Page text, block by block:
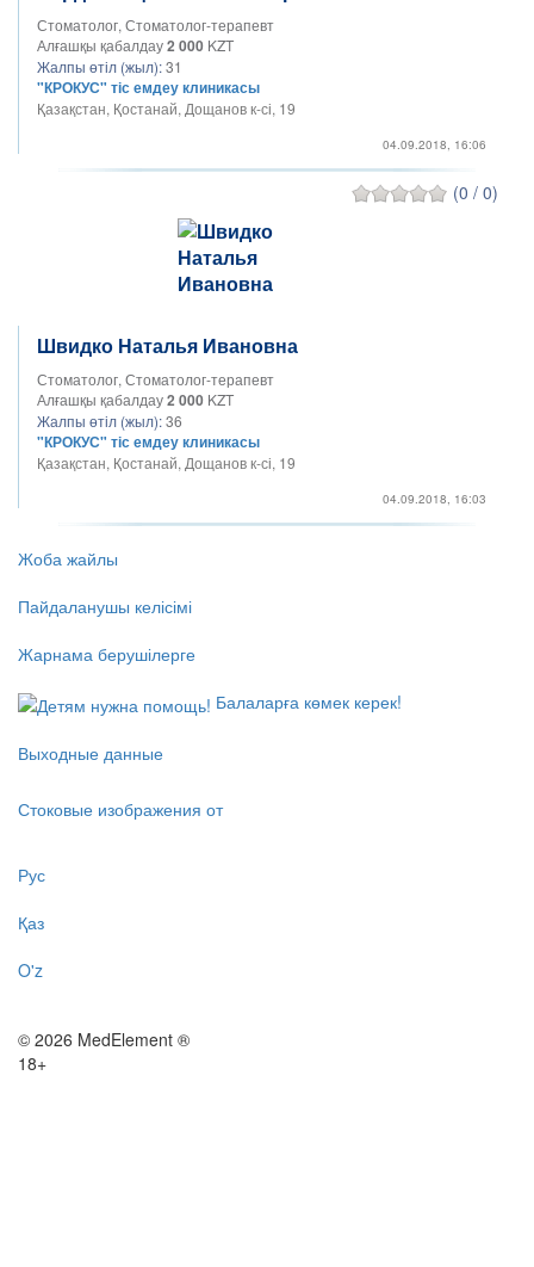
Стоматолог, Стоматолог-терапевт
Алғашқы қабалдау2 000 KZT
Жалпы өтіл (жыл):31
"КРОКУС" тіс емдеу клиникасы
Қазақстан, Қостанай, Дощанов к-сі, 19
04.09.2018, 16:06
(0 / 0)
Швидко Наталья Ивановна
Стоматолог, Стоматолог-терапевт
Алғашқы қабалдау2 000 KZT
Жалпы өтіл (жыл):36
"КРОКУС" тіс емдеу клиникасы
Қазақстан, Қостанай, Дощанов к-сі, 19
04.09.2018, 16:03
Жоба жайлы
Пайдаланушы келісімі
Жарнама берушілерге
Балаларға көмек керек!
Выходные данные
Стоковые изображения от
Рус
Қаз
O'z
© 2026 MedElement ®
18+